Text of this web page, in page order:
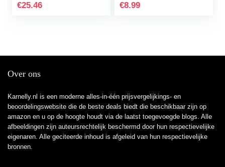
€25.46 €8.99
Over ons
Karnelly.nl is een moderne alles-in-één prijsvergelijkings- en
beoordelingswebsite die de beste deals biedt die beschikbaar zijn op
amazon en u op de hoogte houdt via de laatst toegevoegde blogs. Alle
afbeeldingen zijn auteursrechtelijk beschermd door hun respectievelijke
eigenaren. Alle geciteerde inhoud is afgeleid van hun respectievelijke
bronnen.